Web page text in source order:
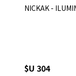
NICKAK -
$U 304